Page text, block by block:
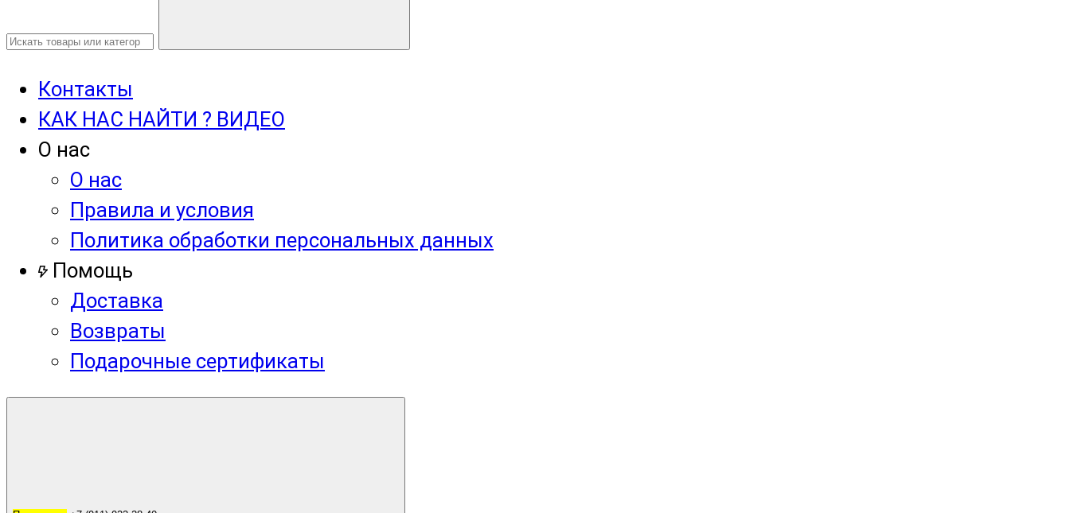
Контакты
КАК НАС НАЙТИ ? ВИДЕО
О нас
О нас
Правила и условия
Политика обработки персональных данных
Помощь
Доставка
Возвраты
Подарочные сертификаты